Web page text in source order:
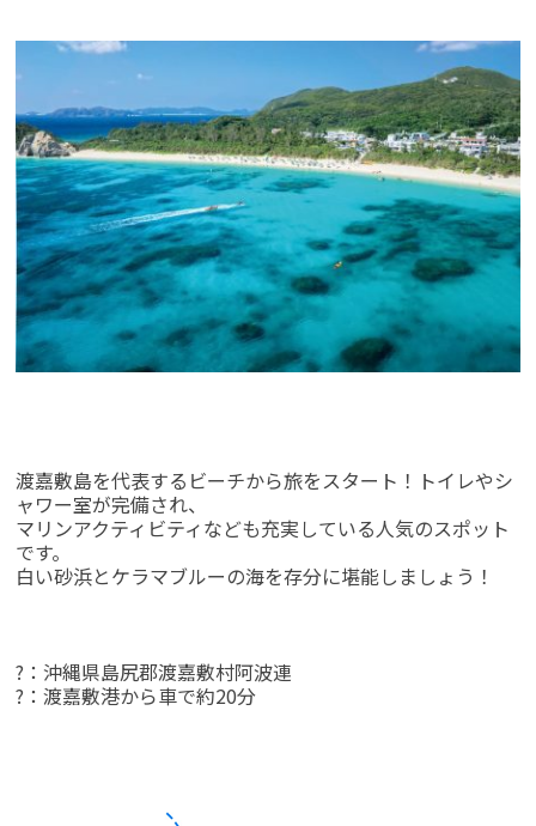
渡嘉敷島を代表するビーチから旅をスタート！トイレやシ
ャワー室が完備され、
マリンアクティビティなども充実している人気のスポット
です。
白い砂浜とケラマブルーの海を存分に堪能しましょう！
?：沖縄県島尻郡渡嘉敷村阿波連
?：渡嘉敷港から車で約20分